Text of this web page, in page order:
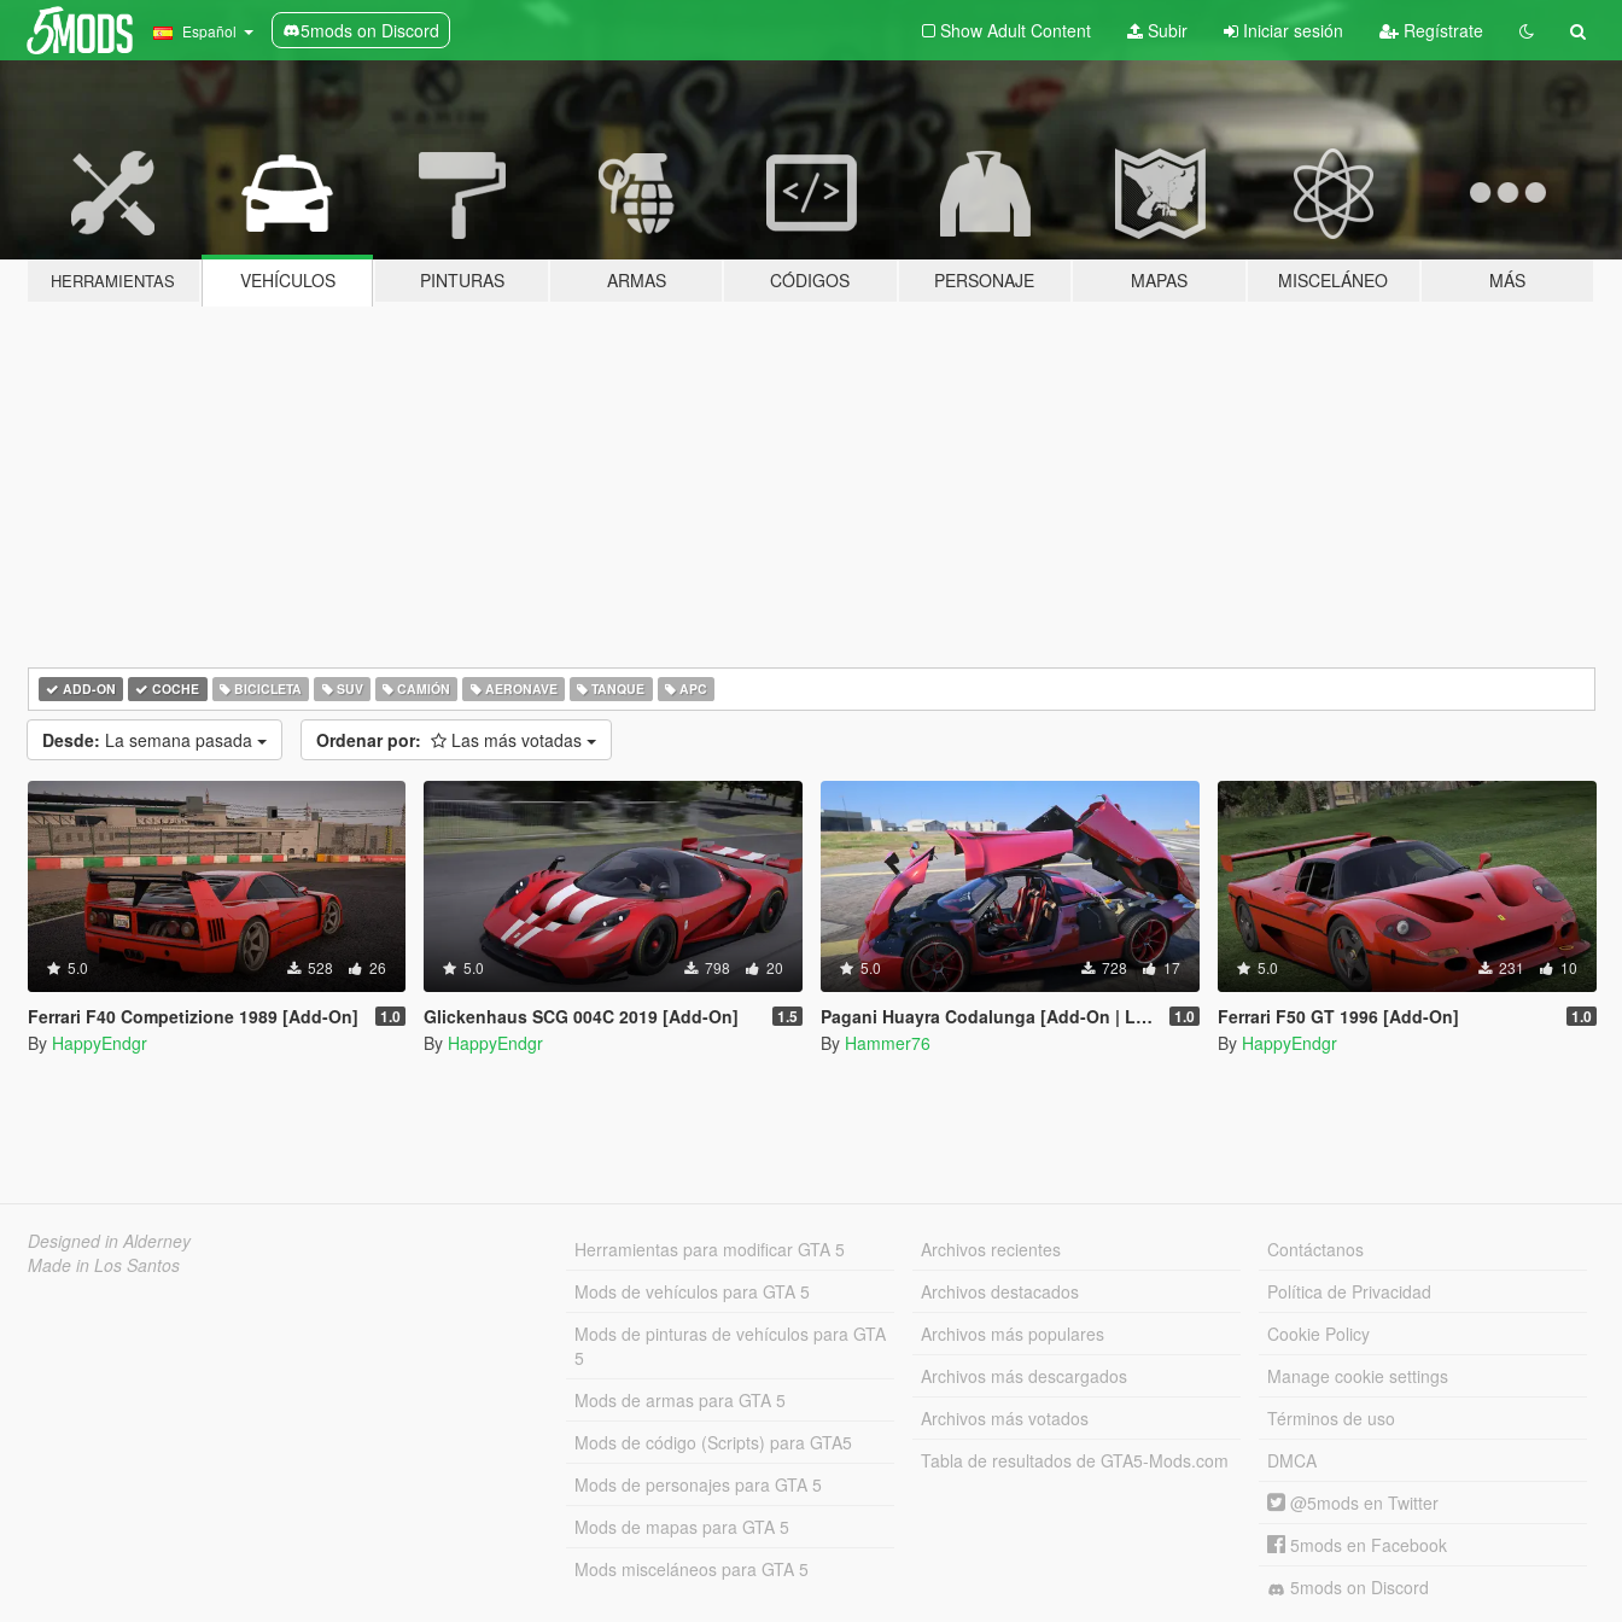
Español 5mods on Discord Show Adult Content Subir Iniciar sesión Regístrate
HERRAMIENTAS VEHÍCULOS PINTURAS ARMAS CÓDIGOS PERSONAJE MAPAS MISCELÁNEO MÁS
ADD-ON COCHE BICICLETA SUV CAMIÓN AERONAVE TANQUE APC
Desde: La semana pasada Ordenar por: Las más votadas
5.0 528 26
Ferrari F40 Competizione 1989 [Add-On] 1.0
By HappyEndgr
5.0 798 20
Glickenhaus SCG 004C 2019 [Add-On] 1.5
By HappyEndgr
5.0 728 17
Pagani Huayra Codalunga [Add-On | Legacy | Enhanced] 1.0
By Hammer76
5.0 231 10
Ferrari F50 GT 1996 [Add-On] 1.0
By HappyEndgr
Designed in Alderney
Made in Los Santos
Herramientas para modificar GTA 5
Mods de vehículos para GTA 5
Mods de pinturas de vehículos para GTA
5
Mods de armas para GTA 5
Mods de código (Scripts) para GTA5
Mods de personajes para GTA 5
Mods de mapas para GTA 5
Mods misceláneos para GTA 5
Archivos recientes
Archivos destacados
Archivos más populares
Archivos más descargados
Archivos más votados
Tabla de resultados de GTA5-Mods.com
Contáctanos
Política de Privacidad
Cookie Policy
Manage cookie settings
Términos de uso
DMCA
@5mods en Twitter
5mods en Facebook
5mods on Discord